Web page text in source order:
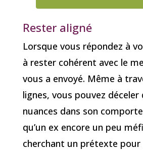
Rester aligné
Lorsque vous répondez à
à rester cohérent avec le
vous a envoyé. Même à
lignes, vous pouvez
nuances dans son
qu’un ex encore un peu
cherchant un prétexte pour